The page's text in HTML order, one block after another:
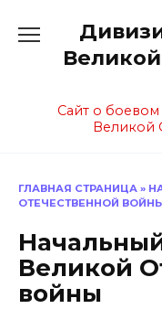
содержанию
Сайт о
Великой
ГЛАВНАЯ СТРАНИЦА »
ОТЕЧЕСТВЕННОЙ
Великой
войны